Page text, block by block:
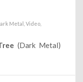
Metal Video
(Dark Metal)